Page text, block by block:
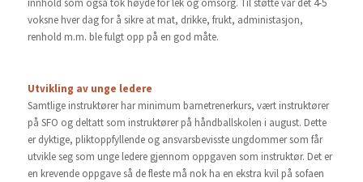
innhold som også tok høyde for lek og omsorg. Til støtte var det 4-5
voksne hver dag for å sikre at mat, drikke, frukt, administasjon,
renhold m.m. ble fulgt opp på en god måte.
Utvikling av unge ledere
Samtlige instruktører har minimum barnetrenerkurs, vært instruktører
på SFO og deltatt som instruktører på håndballskolen i august. Dette
er dyktige, pliktoppfyllende og ansvarsbevisste ungdommer som får
utvikle seg som unge ledere gjennom oppgaven som instruktør. Det er
en krevende oppgave så de fleste må nok ha en ekstra kvil på sofaen